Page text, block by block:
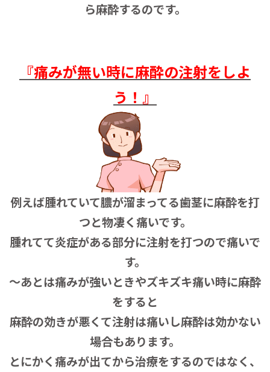
ら麻酔するのです。
『痛みが無い時に麻酔の注射をしよ
う！』
例えば腫れていて膿が溜まってる歯茎に麻酔を打
つと物凄く痛いです。
腫れてて炎症がある部分に注射を打つので痛いで
す。
〜あとは痛みが強いときやズキズキ痛い時に麻酔
をすると
麻酔の効きが悪くて注射は痛いし麻酔は効かない
場合もあります。
とにかく痛みが出てから治療をするのではなく、